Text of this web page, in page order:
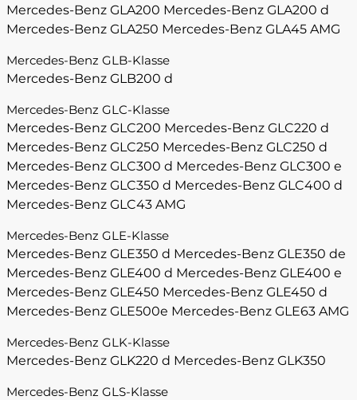
Mercedes-Benz GLA200 Mercedes-Benz GLA200 d
Mercedes-Benz GLA250 Mercedes-Benz GLA45 AMG
Mercedes-Benz GLB-Klasse
Mercedes-Benz GLB200 d
Mercedes-Benz GLC-Klasse
Mercedes-Benz GLC200 Mercedes-Benz GLC220 d
Mercedes-Benz GLC250 Mercedes-Benz GLC250 d
Mercedes-Benz GLC300 d Mercedes-Benz GLC300 e
Mercedes-Benz GLC350 d Mercedes-Benz GLC400 d
Mercedes-Benz GLC43 AMG
Mercedes-Benz GLE-Klasse
Mercedes-Benz GLE350 d Mercedes-Benz GLE350 de
Mercedes-Benz GLE400 d Mercedes-Benz GLE400 e
Mercedes-Benz GLE450 Mercedes-Benz GLE450 d
Mercedes-Benz GLE500e Mercedes-Benz GLE63 AMG
Mercedes-Benz GLK-Klasse
Mercedes-Benz GLK220 d Mercedes-Benz GLK350
Mercedes-Benz GLS-Klasse